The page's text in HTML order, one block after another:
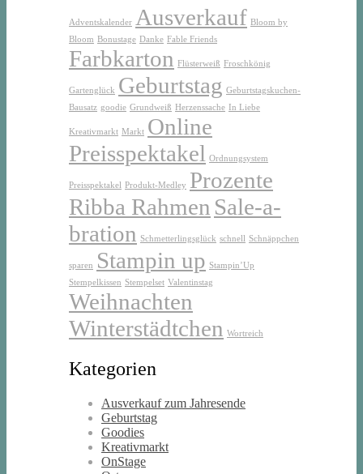
Adventskalender Ausverkauf Bloom by
Bloom Bonustage Danke Fable Friends
Farbkarton Flüsterweiß Froschkönig
Gartenglück Geburtstag Geburtstagskuchen-
Bausatz goodie Grundweiß Herzenssache In Liebe
Kreativmarkt Markt Online
Preisspektakel
Ordnungsystem
Preisspektakel Produkt-Medley Prozente
Ribba Rahmen Sale-a-
bration Schmetterlingsglück schnell Schnäppchen
sparen Stampin up Stampin’Up
Stempelkissen Stempelset Valentinstag
Weihnachten
Winterstädtchen Wortreich
Kategorien
Ausverkauf zum Jahresende
Geburtstag
Goodies
Kreativmarkt
OnStage